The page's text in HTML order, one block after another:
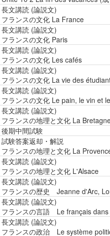
長文講読 (論説文)
フランスの文化 La France
長文講読 (論説文)
フランスの文化 Paris
長文講読 (論説文)
フランスの文化 Les cafés
長文講読 (論説文)
フランスの文化 La vie des
長文講読 (論説文)
フランスの文化 Le pain, le vin et
長文講読 (論説文)
フランスの地理と文化 La
後期中間試験
試験答案返却・解説
フランスの地理と文化 La
長文講読 (論説文)
フランスの地理と文化 L'Alsace
長文講読 (論説文)
フランスの歴史 Jeanne d'Arc,
長文講読 (論説文)
フランスの言語 Le français
長文講読 (論説文)
フランスの政治 Le système